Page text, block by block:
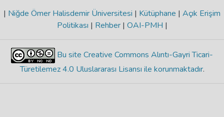
| Niğde Ömer Halisdemir Üniversitesi | Kütüphane | Açık Erişim
Politikası | Rehber | OAI-PMH |
Bu site Creative Commons Alıntı-Gayri Ticari-
Türetilemez 4.0 Uluslararası Lisansı ile korunmaktadır.